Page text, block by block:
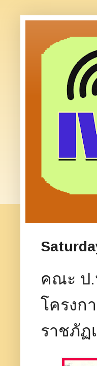
คณะ ป.
โครงก
ราชภัฏ